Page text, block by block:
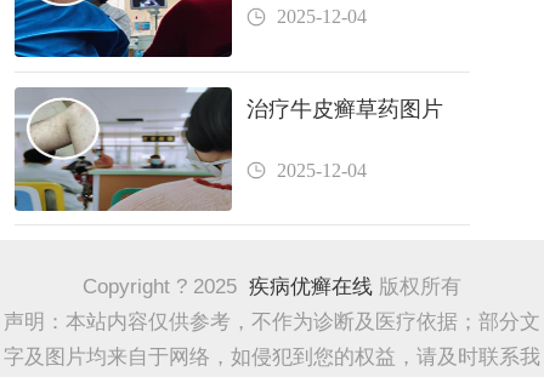
2025-12-04
治疗牛皮癣草药图片
2025-12-04
Copyright ? 2025 疾病优癣在线 版权所有
声明：本站内容仅供参考，不作为诊断及医疗依据；部分文
字及图片均来自于网络，如侵犯到您的权益，请及时联系我